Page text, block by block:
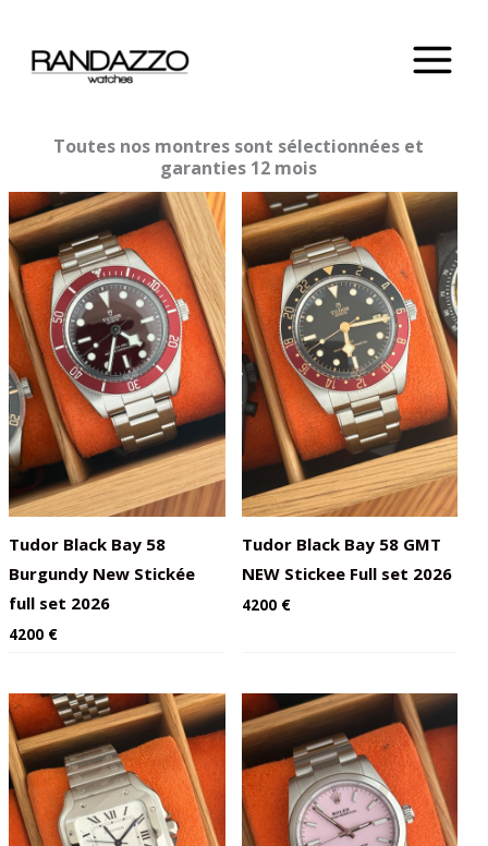
contenu
Toutes nos montres sont sélectionnées et
garanties 12 mois
Tudor Black Bay 58
Burgundy New Stickée
full set 2026
4200 €
Tudor Black Bay 58 GMT
NEW Stickee Full set 2026
4200 €